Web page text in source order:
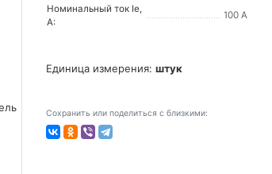
Номинальный ток Ie,
А:
100 А
Единица измерения: штук
Сохранить или поделиться с близкими: